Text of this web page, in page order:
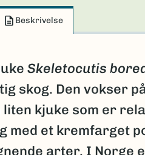
Beskrivelse
Skeletocutis
skog. Den vokser
liten kjuke som er
med et kremfarget
arter. I Norge